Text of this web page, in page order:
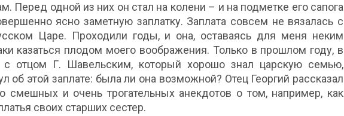
Перед одной из них он стал на колени – и на подметке его сапога
ясно заметную заплатку. Заплата совсем не вязалась с
Царе. Проходили годы, и она, оставаясь для меня неким
казаться плодом моего воображения. Только в прошлом году, в
отцом Г. Шавельским, который хорошо знал царскую семью,
об этой заплате: была ли она возможной? Отец Георгий рассказал
смешных и очень трогательных анекдотов о том, например, как
своих старших сестер.